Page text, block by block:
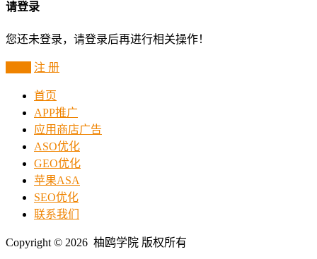
请登录
您还未登录，请登录后再进行相关操作！
注 册
首页
APP推广
应用商店广告
ASO优化
GEO优化
苹果ASA
SEO优化
联系我们
Copyright © 2026 柚鸥学院 版权所有